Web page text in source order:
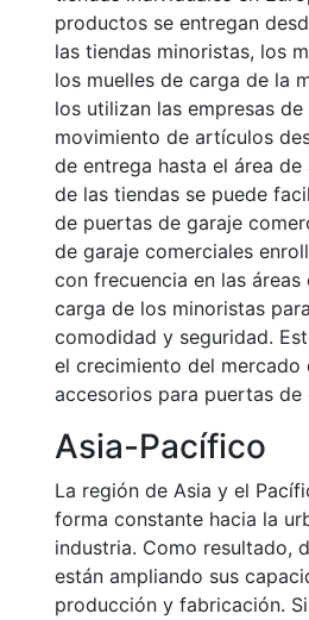
productos se entregan
las tiendas minoristas, los
los muelles de carga de la
los utilizan las empresas
movimiento de artículos
de entrega hasta el área de
de las tiendas se puede
de puertas de garaje
de garaje comerciales
con frecuencia en las áreas
carga de los minoristas
comodidad y seguridad.
el crecimiento del mercado
accesorios para puertas de
Asia-Pacífico
La región de Asia y el
forma constante hacia la
industria. Como resultado,
están ampliando sus
producción y fabricación.